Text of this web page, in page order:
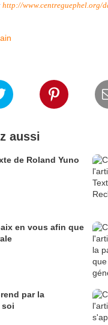
http://www.centreguephel.org/
aussi
de Roland Yuno
en vous afin que
par la
soi